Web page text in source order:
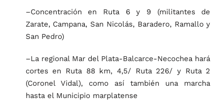
–Concentración en Ruta 6 y 9 (militantes de
Zarate, Campana, San Nicolás, Baradero, Ramallo y
San Pedro)
–La regional Mar del Plata-Balcarce-Necochea hará
cortes en Ruta 88 km, 4,5/ Ruta 226/ y Ruta 2
(Coronel Vidal), como así también una marcha
hasta el Municipio marplatense